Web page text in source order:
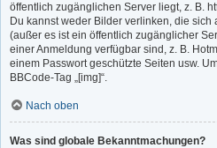
öffentlich zugänglichen Server liegt, z. B.
Du kannst weder Bilder verlinken, die
(außer es ist ein öffentlich zugänglicher
einer Anmeldung verfügbar sind, z. B.
einem Passwort geschützte Seiten usw.
BBCode-Tag „[img]“.
Nach oben
Was sind globale Bekanntmachungen?